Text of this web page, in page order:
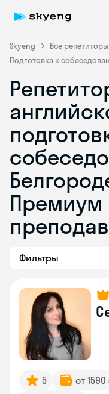
Skyeng Все репетиторы
Подготовка к
Премиум
Фильтры
5 от
Skyeng Chat